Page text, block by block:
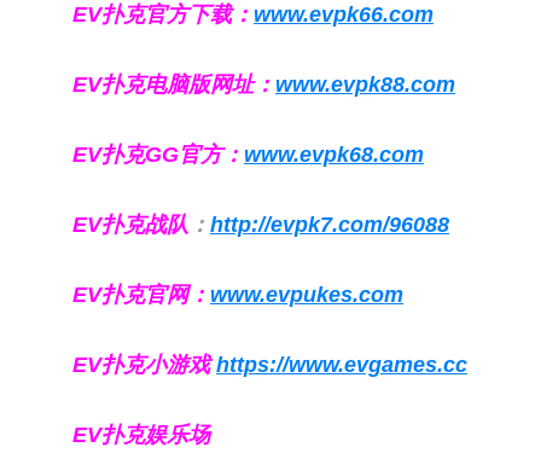
EV扑克官方下载： www.evpk66.com
EV扑克电脑版网址： www.evpk88.com
EV扑克GG官方： www.evpk68.com
EV扑克战队 ： http://evpk7.com/96088
EV扑克官网： www.evpukes.com
EV扑克小游戏https://www.evgames.cc
EV扑克娱乐场